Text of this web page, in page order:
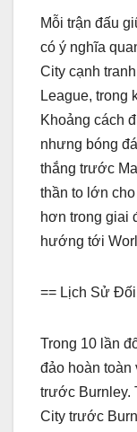
Mỗi trận đấu
có ý nghĩa
City cạnh
League, trong
Khoảng cách
nhưng bóng
thắng trước
thần to lớn
hơn trong giai
hướng tới
== Lịch Sử
Trong 10 lần
đảo hoàn toàn
trước Burnley.
City trước